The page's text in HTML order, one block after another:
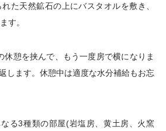
た天然鉱石の上にバスタオルを敷き、
す。
休憩を挟んで、もう一度房で横になりま
します。休憩中は適度な水分補給もお忘
る3種類の部屋(岩塩房、黄土房、火窯